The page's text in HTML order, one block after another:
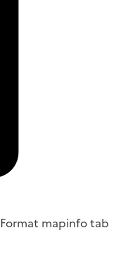
Format mapinfo tab